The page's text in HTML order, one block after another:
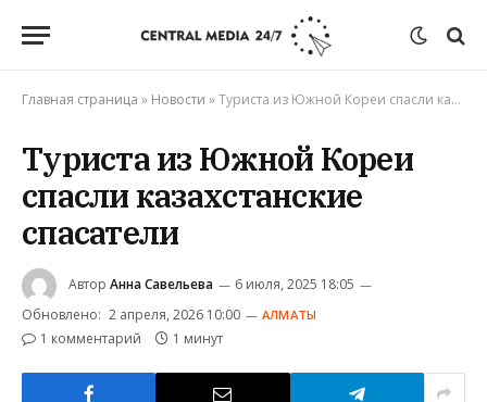
Главная страница » Новости »Туриста из Южной Кореи спасли казахстанские спасатели
Туриста из Южной Кореи
спасли казахстанские
спасатели
Автор Анна Савельева
6 июля, 2025 18:05
Обновлено: 2 апреля, 2026 10:00 АЛМАТЫ
1 комментарий 1 минут